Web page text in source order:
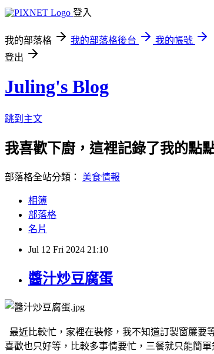
登入
我的部落格 我的部落格後台
我的帳號
登出
Juling's Blog
跳到主文
我喜歡下廚，這裡記錄了我的點
部落格全站分類： 美食情報
相簿
部落格
名片
Jul 12 Fri 2024 21:10
醬汁炒豆腐蛋
最近比較忙，家裡在裝修，我不知道訂製窗簾要
喜歡也只好等，比較多事情要忙，三餐就只能簡